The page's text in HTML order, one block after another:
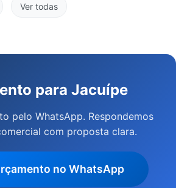
Ver todas
para Jacuípe
pelo WhatsApp. Respondemos
com proposta clara.
no WhatsApp